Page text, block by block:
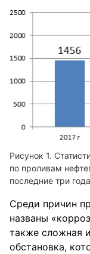
по проливам
последние три
Среди причин
названы
также сложная
обстановка,